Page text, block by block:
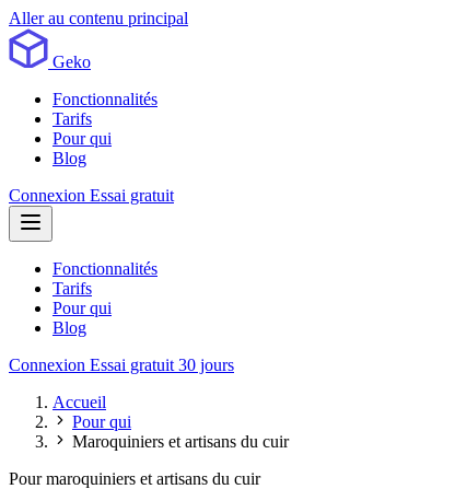
Aller au contenu principal
Geko
Fonctionnalités
Tarifs
Pour qui
Blog
Connexion Essai gratuit
Fonctionnalités
Tarifs
Pour qui
Blog
Connexion Essai gratuit 30 jours
Accueil
Pour qui
Maroquiniers et artisans du cuir
Pour maroquiniers et artisans du cuir